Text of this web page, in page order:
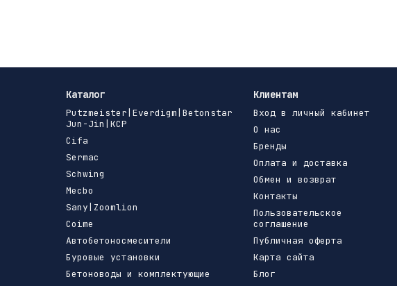
Каталог
Putzmeister|Everdigm|Betonstar
Jun-Jin|KCP
Cifa
Sermac
Schwing
Mecbo
Sany|Zoomlion
Coime
Автобетоносмесители
Буровые установки
Бетоноводы и комплектующие
Клиентам
Вход в личный кабинет
О нас
Бренды
Оплата и доставка
Обмен и возврат
Контакты
Пользовательское
соглашение
Публичная оферта
Карта сайта
Блог